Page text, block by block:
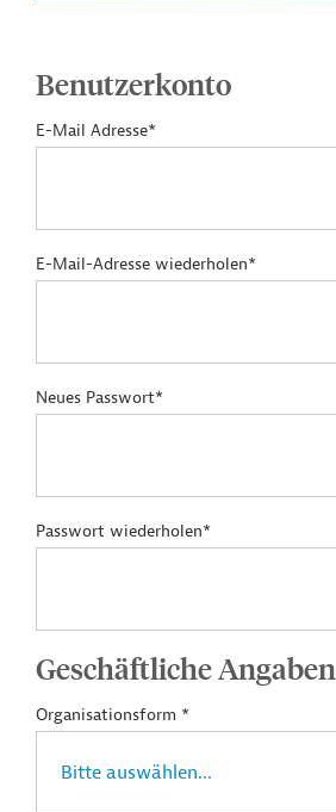
Benutzerkonto
E-Mail Adresse*
E-Mail-Adresse wiederholen*
Neues Passwort*
Passwort wiederholen*
Geschäftliche Angaben
Organisationsform *